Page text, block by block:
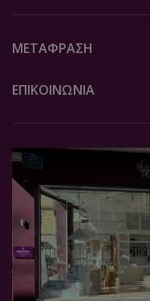
ΜΕΤΆΦΡΑΣΗ
ΕΠΙΚΟΙΝΩΝΙΑ